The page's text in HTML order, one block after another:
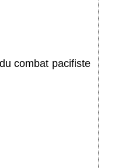
combat pacifiste